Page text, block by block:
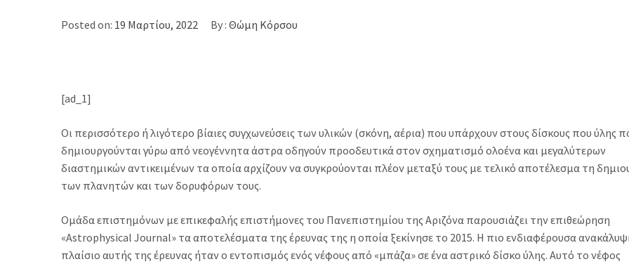
Posted on: 19 Μαρτίου, 2022 By : Θώμη Κόρσου
[ad_1]
Οι περισσότερο ή λιγότερο βίαιες συγχωνεύσεις των υλικών (σκόνη, αέρια) που υπάρχουν στους δίσκους που ύλης
δημιουργούνται γύρω από νεογέννητα άστρα οδηγούν προοδευτικά στον σχηματισμό ολοένα και μεγαλύτερων
διαστημικών αντικειμένων τα οποία αρχίζουν να συγκρούονται πλέον μεταξύ τους με τελικό αποτέλεσμα τη
των πλανητών και των δορυφόρων τους.
Ομάδα επιστημόνων με επικεφαλής επιστήμονες του Πανεπιστημίου της Αριζόνα παρουσιάζει την επιθεώρηση
«Astrophysical Journal» τα αποτελέσματα της έρευνας της η οποία ξεκίνησε το 2015. Η πιο ενδιαφέρουσα
πλαίσιο αυτής της έρευνας ήταν ο εντοπισμός ενός νέφους από «μπάζα» σε ένα αστρικό δίσκο ύλης. Αυτό το νέφος